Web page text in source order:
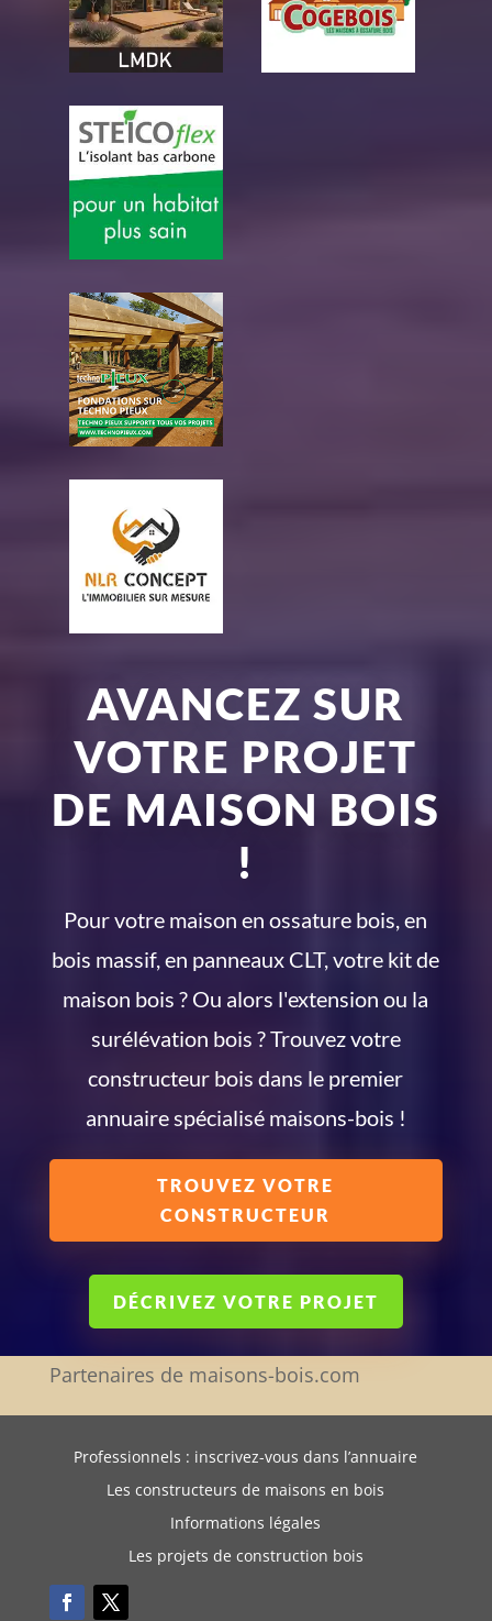
AVANCEZ SUR
VOTRE PROJET
DE MAISON BOIS
!
Pour votre maison en ossature bois, en
bois massif, en panneaux CLT, votre kit de
maison bois ? Ou alors l'extension ou la
surélévation bois ? Trouvez votre
constructeur bois dans le premier
annuaire spécialisé maisons-bois !
TROUVEZ VOTRE
CONSTRUCTEUR
DÉCRIVEZ VOTRE PROJET
Partenaires de maisons-bois.com
Professionnels : inscrivez-vous dans l’annuaire
Les constructeurs de maisons en bois
Informations légales
Les projets de construction bois